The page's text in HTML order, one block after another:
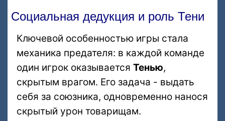
Социальная дедукция и роль Тени
Ключевой особенностью игры стала
механика предателя: в каждой команде
один игрок оказывается Тенью,
скрытым врагом. Его задача - выдать
себя за союзника, одновременно нанося
скрытый урон товарищам.